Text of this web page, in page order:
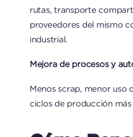
rutas, transporte
proveedores del mismo
industrial.
Mejora de procesos y
Menos scrap, menor uso
ciclos de producción